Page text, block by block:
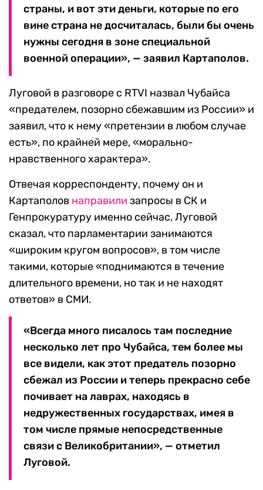
страны, и вот эти деньги, которые по его
вине страна не досчиталась, были бы очень
нужны сегодня в зоне специальной
военной операции», — заявил Картаполов.
Луговой в разговоре с RTVI назвал Чубайса
«предателем, позорно сбежавшим из России» и
заявил, что к нему «претензии в любом случае
есть», по крайней мере, «морально-
нравственного характера».
Отвечая корреспонденту, почему он и
Картаполов направили запросы в СК и
Генпрокуратуру именно сейчас, Луговой
сказал, что парламентарии занимаются
«широким кругом вопросов», в том числе
такими, которые «поднимаются в течение
длительного времени, но так и не находят
ответов» в СМИ.
«Всегда много писалось там последние
несколько лет про Чубайса, тем более мы
все видели, как этот предатель позорно
сбежал из России и теперь прекрасно себе
почивает на лаврах, находясь в
недружественных государствах, имея в
том числе прямые непосредственные
связи с Великобритании», — отметил
Луговой.